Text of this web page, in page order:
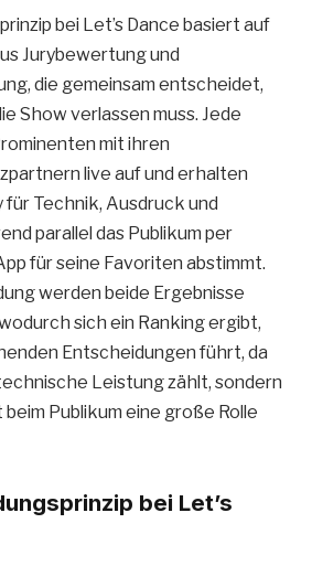
bei Let’s Dance basiert auf
Jurybewertung und
die gemeinsam entscheidet,
Show verlassen muss. Jede
mit ihren
live auf und erhalten
Technik, Ausdruck und
parallel das Publikum per
für seine Favoriten abstimmt.
werden beide Ergebnisse
sich ein Ranking ergibt,
Entscheidungen führt, da
Leistung zählt, sondern
Publikum eine große Rolle
bei Let’s